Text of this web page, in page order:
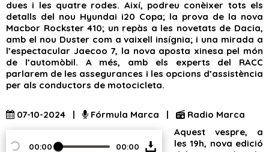
dues i les quatre rodes. Així, podreu conèixer tots els
detalls del nou Hyundai i20 Copa; la prova de la nova
Macbor Rockster 410; un repàs a les novetats de Dacia,
amb el nou Duster com a vaixell insígnia; i una mirada a
l’espectacular Jaecoo 7, la nova aposta xinesa pel món
de l’automòbil. A més, amb els experts del RACC
parlarem de les assegurances i les opcions d’assistència
per als conductors de motocicleta.
07-10-2024 | Fórmula Marca | Radio Marca
00:00 00:00
Aquest vespre, a
les 19h, nova edició